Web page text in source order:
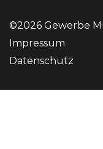
©2026 Gewerbe
Impressum
Datenschutz